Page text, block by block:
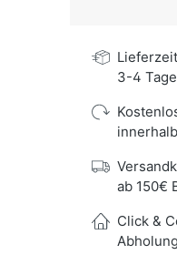
Lieferzeit
3-4
ab 150€
Click &